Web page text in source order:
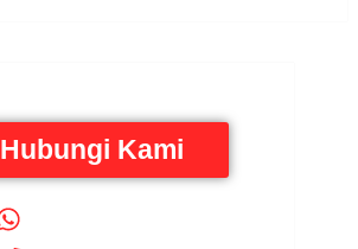
Hubungi Kami